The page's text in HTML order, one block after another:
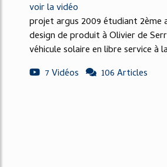
voir la vidéo
projet argus 2009 étudiant 2ème
design de produit à Olivier de
véhicule solaire en libre service à
7 Vidéos
106 Articles